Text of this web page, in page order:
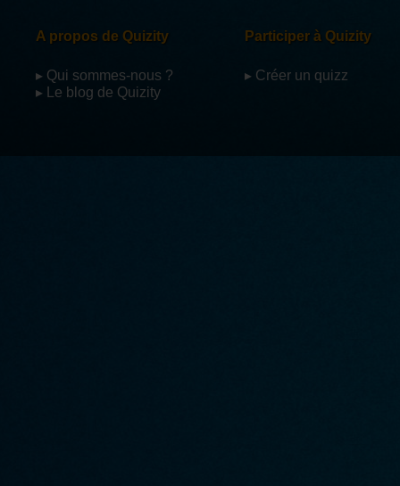
A propos de Quizity
▸ Qui sommes-nous ?
▸ Le blog de Quizity
Participer à Quizity
▸ Créer un quizz